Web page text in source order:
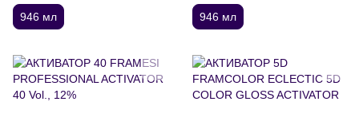
946 мл 946 мл